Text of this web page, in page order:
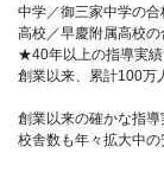
中学／御三家中学の
高校／早慶附属高校
★40年以上の指導実
創業以来、累計100万
創業以来の確かな指導
校舎数も年々拡大中